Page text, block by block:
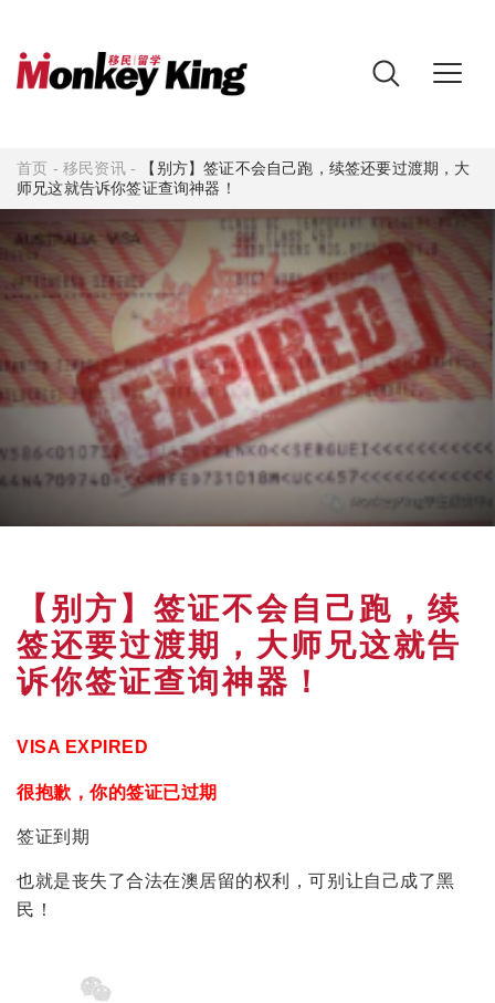
首页 -移民资讯-
【别方】签证不会自己跑，续签还要过渡期，大
师兄这就告诉你签证查询神器！
【别方】签证不会自己跑，续
签还要过渡期，大师兄这就告
诉你签证查询神器！
VISA EXPIRED
很抱歉，你的签证已过期
签证到期
也就是丧失了合法在澳居留的权利，可别让自己成了黑
民！